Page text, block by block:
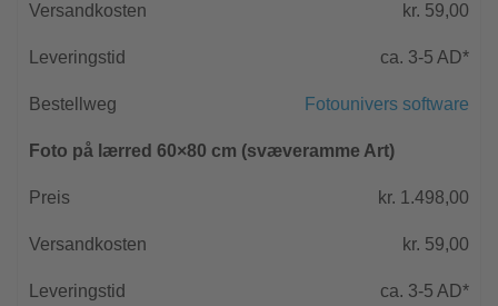
kr. 59,00
ca. 3-5 AD*
Fotounivers software
Foto på lærred 60×80 cm (svæveramme Art)
kr. 1.498,00
kr. 59,00
ca. 3-5 AD*